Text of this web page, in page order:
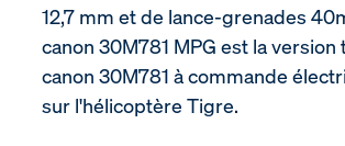
12,7 mm et de lance-grenades
canon 30M781 MPG est la
canon 30M781 à commande
sur l'hélicoptère Tigre.